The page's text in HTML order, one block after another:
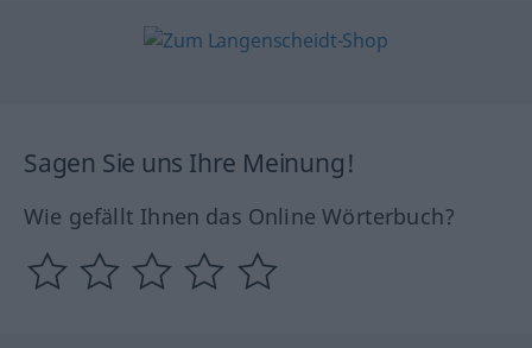
Sagen Sie uns Ihre Meinung!
Wie gefällt Ihnen das Online Wörterbuch?